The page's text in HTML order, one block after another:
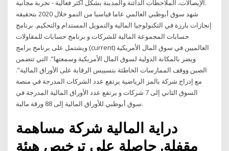
الإيصالات، الملاحظات الدائنة والمدينة بشكل أكثر فعالية - تجربة مجانية.
شهد سوق أبوظبي العالمي عاما قياسيا من النمو خلال 2020 بتحقيقه
إنجازات بارزة في التكنولوجيا المالية والتمويل المستدام والتحكيم. برنامج
حسابات المجموعة المالية للشركات و برنامج حسابات للمقاولات
ويشتمل على برنامج برامج (current) العالميين في سوق المال الأمريكية
ويضر بالمكانة الدولية لسوق المال الأمريكية وسمعتها”. التي تتضمن
الصين ووقف الممارسات الخاطئة بتسييس الرقابة على الأوراق المالية”.
مع إدراج شركة بالمز الرياضية يرتفع عدد الشركات المدرجة في منصة
السوق الثاني إلى 7 شركات و يرتفع عدد الأوراق المالية المدرجة في
سوق أبوظبي للأوراق المالية إلى 88 ورقة مالية.
دراية المالية شركة مساهمة
مقفلة, حاصلة على ترخيص هيئة